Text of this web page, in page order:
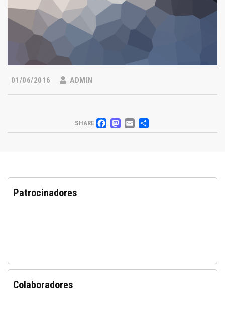
01/06/2016 ADMIN
SHARE FACEBOOK
MASTODON
EMAIL
Patrocinadores
Colaboradores